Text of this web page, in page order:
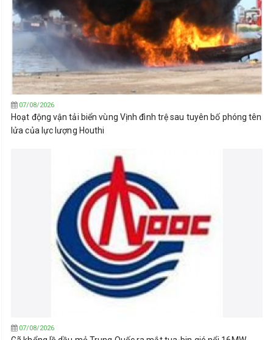
07/08/2026
Hoạt động vận tải biển vùng Vịnh đình trệ sau tuyên bố phóng tên
lửa của lực lượng Houthi
07/08/2026